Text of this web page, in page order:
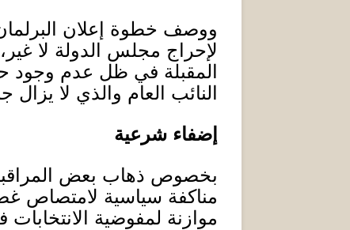
ووصف خطوة إعلان البرلمان
لإحراج مجلس الدولة لا
المقبلة في ظل عدم وجود
النائب العام والذي لا
إضفاء شرعية
بخصوص ذهاب بعض المراقبين
مناكفة سياسية لامتصاص
موازنة لمفوضية